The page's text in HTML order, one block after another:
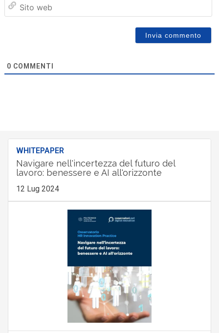
0 COMMENTI
WHITEPAPER
Navigare nell'incertezza del futuro del
lavoro: benessere e AI all'orizzonte
12 Lug 2024